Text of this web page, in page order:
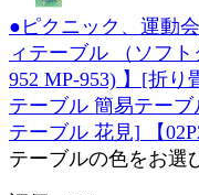
●ピクニック、運動
ィテーブル （ソフ
952 MP-953) 】[折
テーブル 簡易テー
テーブル 花見] 【
テーブルの色をお選